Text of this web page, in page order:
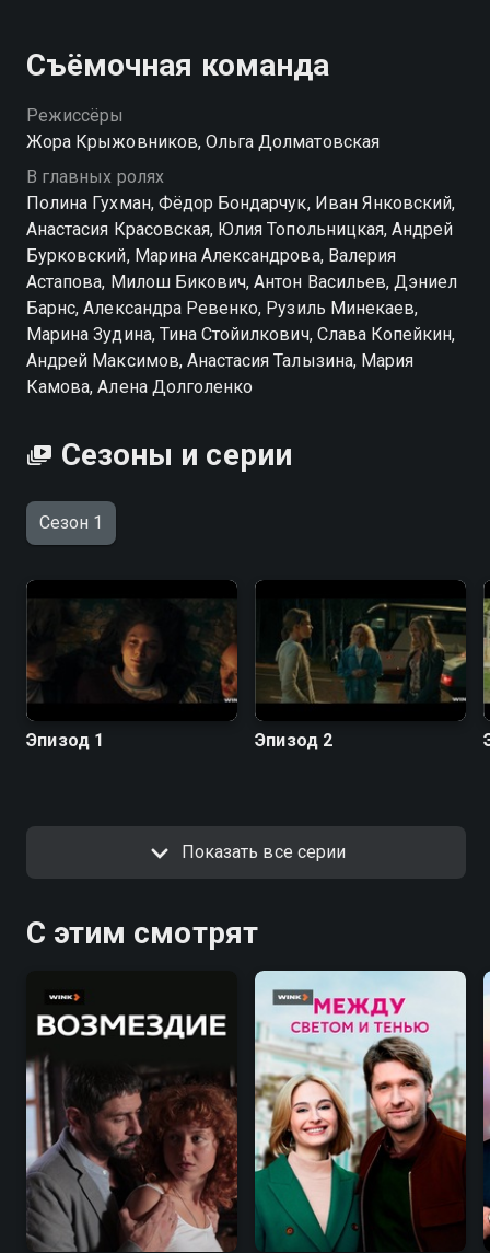
не верит. Всё только начинается вы можете
совершенно бесплатно в хорошем HD качестве на
hophop.tv
Съёмочная команда
Режиссёры
Жора Крыжовников, Ольга Долматовская
В главных ролях
Полина Гухман, Фёдор Бондарчук, Иван Янковский,
Анастасия Красовская, Юлия Топольницкая, Андрей
Бурковский, Марина Александрова, Валерия
Астапова, Милош Бикович, Антон Васильев, Дэниел
Барнс, Александра Ревенко, Рузиль Минекаев,
Марина Зудина, Тина Стойилкович, Слава Копейкин,
Андрей Максимов, Анастасия Талызина, Мария
Камова, Алена Долголенко
Сезоны и серии
Сезон 1
Эпизод 1 Эпизод 2
Показать все серии
С этим смотрят
6.3 6.9